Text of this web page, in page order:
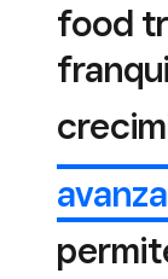
food